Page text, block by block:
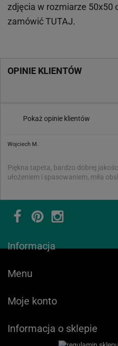
zdjęcia w rozmiarze 50x50
zamówićTUTAJ.
OPINIE KLIENTÓW
Pokaż opinie klientów
Wojciech M.
Piękna tapeta, bardzo dobrej
ułożeniem i spasowaniem, miła
Informacja
Menu
Moje konto
Informacja o sklepie